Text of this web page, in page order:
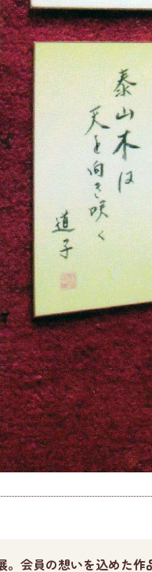
会員の想いを込めた作